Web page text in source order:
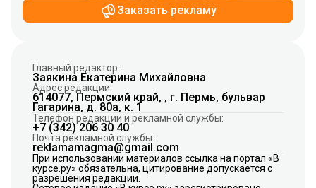
Заказать рекламу
Главный редактор:
Заякина Екатерина Михайловна
Адрес редакции:
614077, Пермский край, , г. Пермь, бульвар
Гагарина, д. 80а, к. 1
Телефон редакции и рекламной службы:
+7 (342) 206 30 40
Почта рекламной службы:
reklamamagma@gmail.com
При использовании материалов ссылка на портал «В
курсе.ру» обязательна, цитирование допускается с
разрешения редакции.